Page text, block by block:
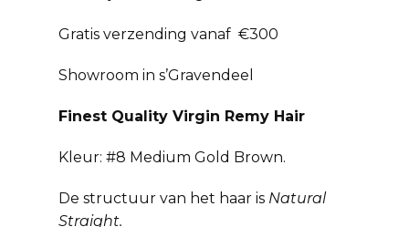
Gratis verzending vanaf €300
Showroom in s’Gravendeel
Finest Quality Virgin Remy Hair
Kleur: #8 Medium Gold Brown.
De structuur van het haar is Natural
Straight.